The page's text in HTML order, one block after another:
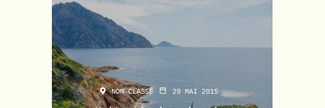
NON CLASSÉ 29 MAI 2015